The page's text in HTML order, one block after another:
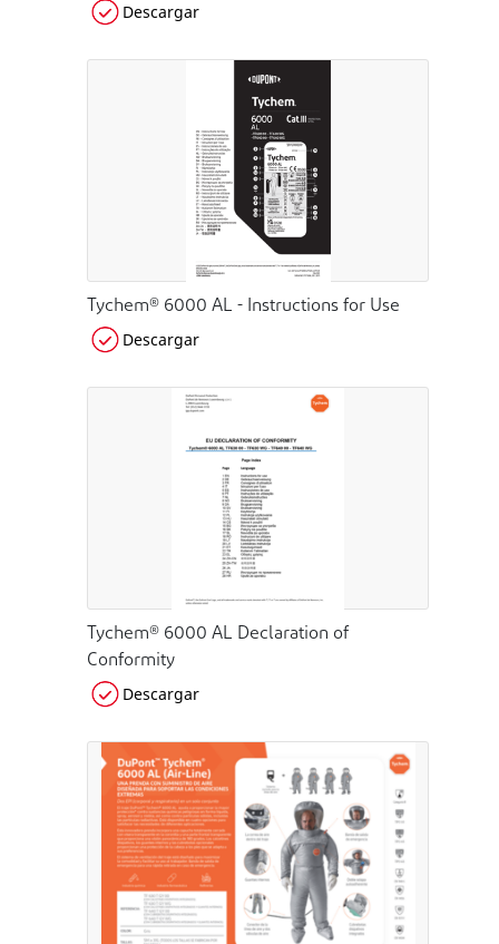
Descargar
Tychem® 6000 AL - Instructions for Use
Descargar
Tychem® 6000 AL Declaration of
Conformity
Descargar